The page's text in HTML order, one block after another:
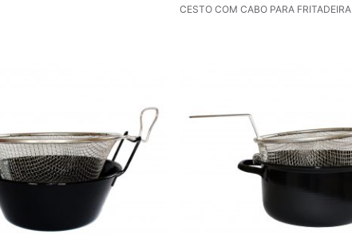
CESTO COM CABO PARA FRITADEIRA